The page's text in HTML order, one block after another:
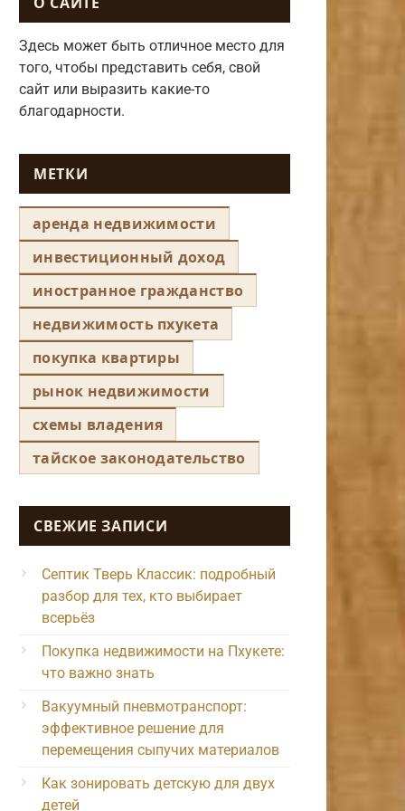
Здесь может быть отличное место для
того, чтобы представить себя, свой
сайт или выразить какие-то
благодарности.
МЕТКИ
аренда недвижимости
инвестиционный доход
иностранное гражданство
недвижимость пхукета
покупка квартиры
рынок недвижимости
схемы владения
тайское законодательство
СВЕЖИЕ ЗАПИСИ
Септик Тверь Классик: подробный
разбор для тех, кто выбирает
всерьёз
Покупка недвижимости на Пхукете:
что важно знать
Вакуумный пневмотранспорт:
эффективное решение для
перемещения сыпучих материалов
Как зонировать детскую для двух
детей